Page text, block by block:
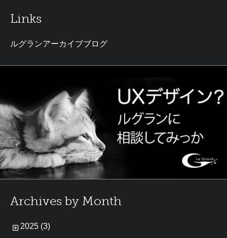
Links
ルグランアーカイブブログ
Archives by Month
2025 (3)